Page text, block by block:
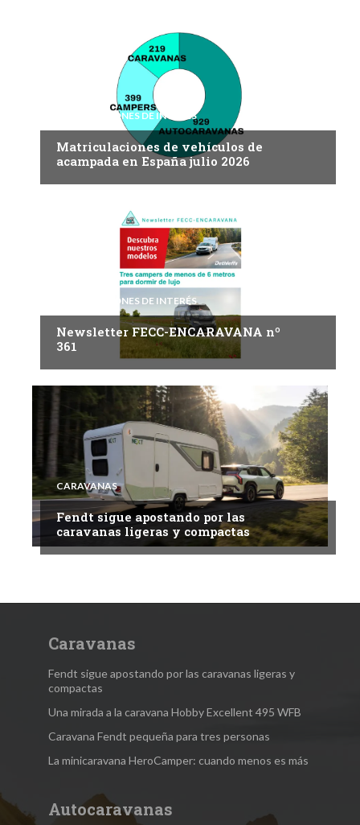
INFORMACIONES DE INTERÉS
Matriculaciones de vehículos de
acampada en España julio 2026
INFORMACIONES DE INTERÉS
Newsletter FECC-ENCARAVANA nº
361
CARAVANAS
Fendt sigue apostando por las
caravanas ligeras y compactas
Caravanas
Fendt sigue apostando por las caravanas ligeras y
compactas
Una mirada a la caravana Hobby Excellent 495 WFB
Caravana Fendt pequeña para tres personas
La minicaravana HeroCamper: cuando menos es más
Autocaravanas